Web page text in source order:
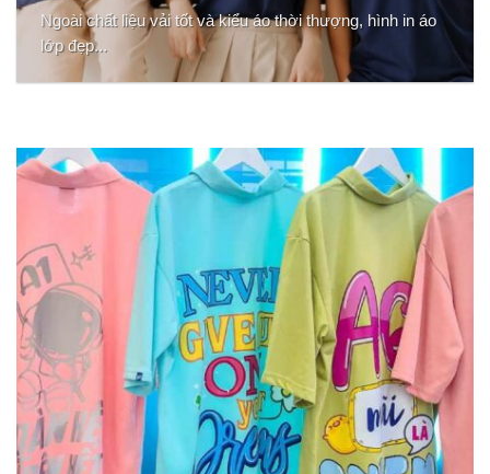
Ngoài chất liệu vải tốt và kiểu áo thời thượng, hình in áo
lớp đẹp...